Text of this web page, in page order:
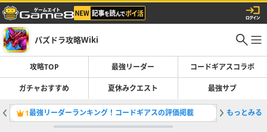
パズドラ攻略Wiki
攻略TOP 最強リーダー コードギアスコラボ
ガチャおすすめ 夏休みクエスト 最強サブ
1最強リーダーランキング！コードギアスの評価掲載 2ガチャ
もっとみる